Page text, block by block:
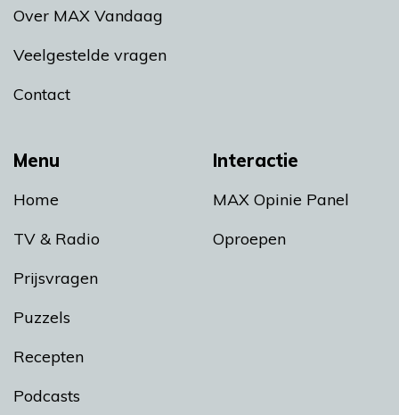
Menu
Home
TV & Radio
Prijsvragen
Puzzels
Recepten
Podcasts
Interactie
MAX Opinie Panel
Oproepen
Over MAX Vandaag
Veelgestelde vragen
Contact